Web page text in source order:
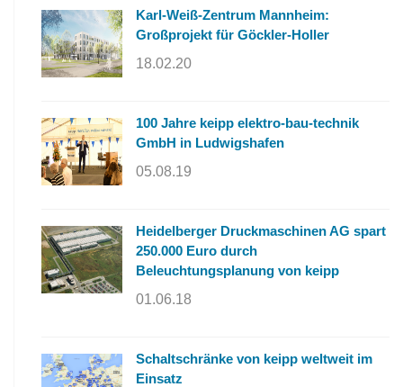
Karl-Weiß-Zentrum Mannheim:
Großprojekt für Göckler-Holler
18.02.20
100 Jahre keipp elektro-bau-technik
GmbH in Ludwigshafen
05.08.19
Heidelberger Druckmaschinen AG spart
250.000 Euro durch
Beleuchtungsplanung von keipp
01.06.18
Schaltschränke von keipp weltweit im
Einsatz